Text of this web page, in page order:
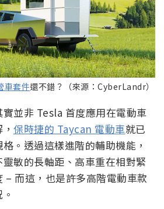
車套件還不錯？（來源：CyberLandr）
並非 Tesla 首度應用在電動車
保時捷的 Taycan 電動車就已
。透過這樣進階的輔助機能，
敏的長軸距、高車重在相對緊
– 而這，也是許多高階電動車款